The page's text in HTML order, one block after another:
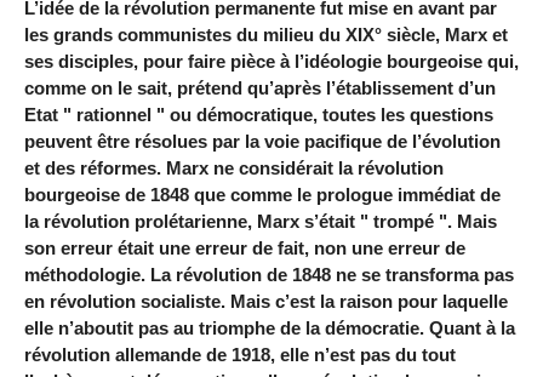
L’idée de la révolution permanente fut mise en avant par
les grands communistes du milieu du XIX° siècle, Marx et
ses disciples, pour faire pièce à l’idéologie bourgeoise qui,
comme on le sait, prétend qu’après l’établissement d’un
Etat " rationnel " ou démocratique, toutes les questions
peuvent être résolues par la voie pacifique de l’évolution
et des réformes. Marx ne considérait la révolution
bourgeoise de 1848 que comme le prologue immédiat de
la révolution prolétarienne, Marx s’était " trompé ". Mais
son erreur était une erreur de fait, non une erreur de
méthodologie. La révolution de 1848 ne se transforma pas
en révolution socialiste. Mais c’est la raison pour laquelle
elle n’aboutit pas au triomphe de la démocratie. Quant à la
révolution allemande de 1918, elle n’est pas du tout